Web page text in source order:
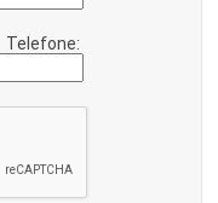
Telefone: